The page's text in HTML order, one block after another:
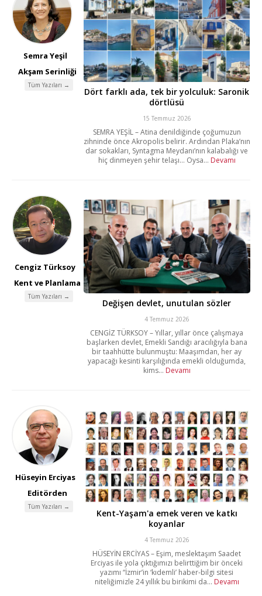
Semra Yeşil
Akşam Serinliği
Tüm Yazıları →
Dört farklı ada, tek bir yolculuk: Saronik
dörtlüsü
15 Temmuz 2026
SEMRA YEŞİL – Atina denildiğinde çoğumuzun
zihninde önce Akropolis belirir. Ardından Plaka’nın
dar sokakları, Syntagma Meydanı’nın kalabalığı ve
hiç dinmeyen şehir telaşı… Oysa... Devamı
Cengiz Türksoy
Kent ve Planlama
Tüm Yazıları →
Değişen devlet, unutulan sözler
4 Temmuz 2026
CENGİZ TÜRKSOY – Yıllar, yıllar önce çalışmaya
başlarken devlet, Emekli Sandığı aracılığıyla bana
bir taahhütte bulunmuştu: Maaşımdan, her ay
yapacağı kesinti karşılığında emekli olduğumda,
kims... Devamı
Hüseyin Erciyas
Editörden
Tüm Yazıları →
Kent-Yaşam'a emek veren ve katkı
koyanlar
4 Temmuz 2026
HÜSEYİN ERCİYAS – Eşim, meslektaşım Saadet
Erciyas ile yola çıktığımızı belirttiğim bir önceki
yazımı “İzmir’in ‘kıdemli’ haber-bilgi sitesi
niteliğimizle 24 yıllık bu birikimi da... Devamı